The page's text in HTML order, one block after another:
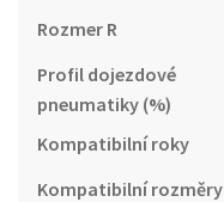
Rozmer R
Profil dojezdové
pneumatiky (%)
Kompatibilní roky
Kompatibilní rozměry